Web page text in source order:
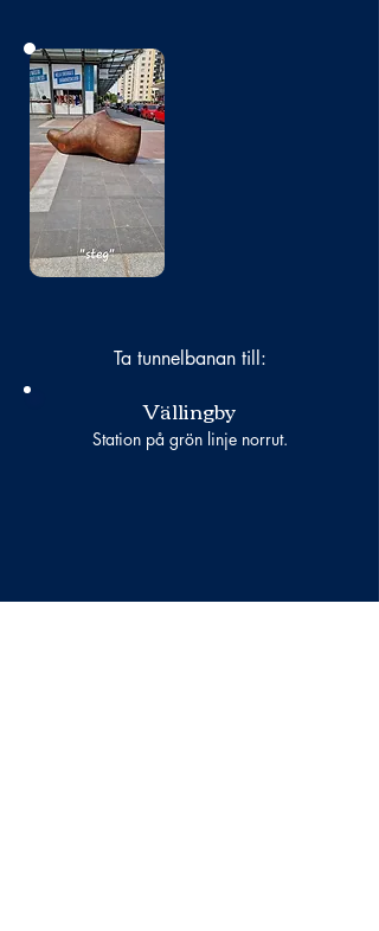
Bild
saknas
Ta tunnelbanan till:
Vällingby
Station på grön linje norrut.